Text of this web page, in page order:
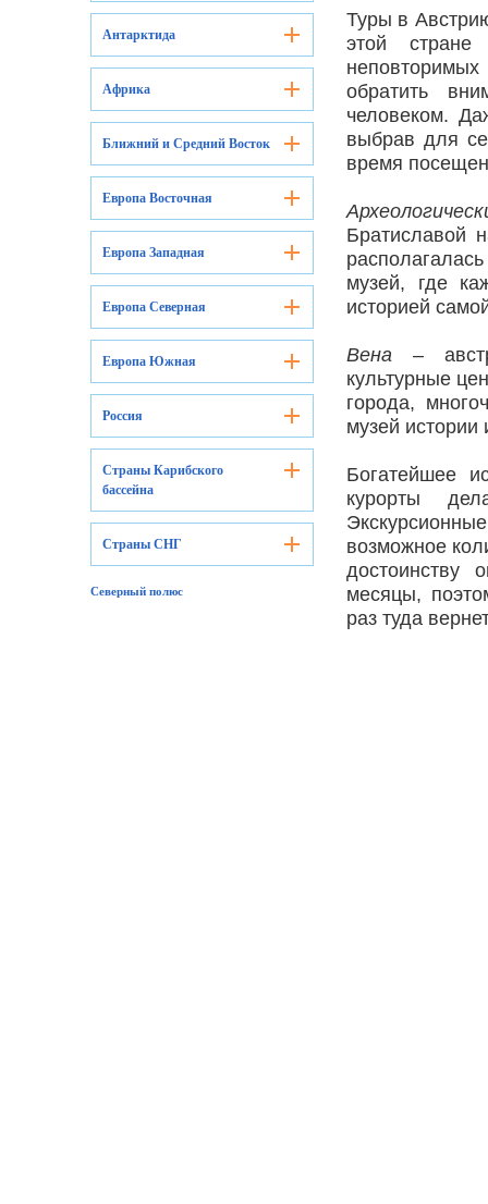
Антарктида
Африка
Ближний и Средний Восток
Европа Восточная
Европа Западная
Европа Северная
Европа Южная
Россия
Страны Карибского
бассейна
Страны СНГ
Северный полюс
Туры в
этой
обратить
человеком.
выбрав для
время
Братиславой
музей, где
историей
Вена –
культурные
города,
музей истории
Богатейшее
курорты
возможное
достоинству
месяцы,
раз туда